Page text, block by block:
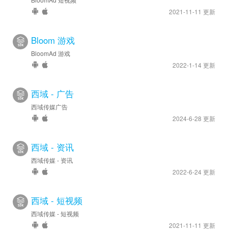
2021-11-11 更新
Bloom 游戏
BloomAd 游戏
2022-1-14 更新
西域 - 广告
西域传媒广告
2024-6-28 更新
西域 - 资讯
西域传媒 - 资讯
2022-6-24 更新
西域 - 短视频
西域传媒 - 短视频
2021-11-11 更新